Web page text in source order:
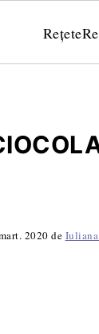
Rețete
2020 de